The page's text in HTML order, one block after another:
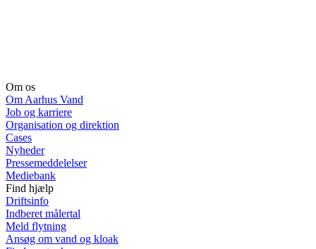
Om os
Om Aarhus Vand
Job og karriere
Organisation og direktion
Cases
Nyheder
Pressemeddelelser
Mediebank
Find hjælp
Driftsinfo
Indberet målertal
Meld flytning
Ansøg om vand og kloak